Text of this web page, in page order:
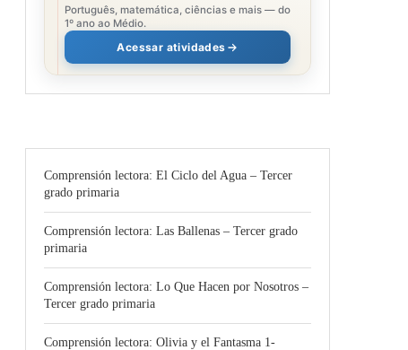
Português, matemática, ciências e mais — do
1º ano ao Médio.
Acessar atividades
Comprensión lectora: El Ciclo del Agua – Tercer
grado primaria
Comprensión lectora: Las Ballenas – Tercer grado
primaria
Comprensión lectora: Lo Que Hacen por Nosotros –
Tercer grado primaria
Comprensión lectora: Olivia y el Fantasma 1-